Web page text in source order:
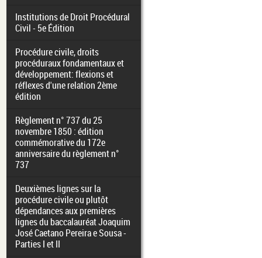
Institutions de Droit Procédural
Civil - 5e Édition
Procédure civile, droits
procéduraux fondamentaux et
développement: flexions et
réflexes d'une relation 2ème
édition
Règlement n° 737 du 25
novembre 1850 : édition
commémorative du 172e
anniversaire du règlement n°
737
Deuxièmes lignes sur la
procédure civile ou plutôt
dépendances aux premières
lignes du baccalauréat Joaquim
José Caetano Pereira e Sousa -
Parties I et II